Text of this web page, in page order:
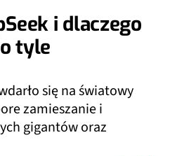
i dlaczego
tyle
się na światowy
zamieszanie i
gigantów oraz